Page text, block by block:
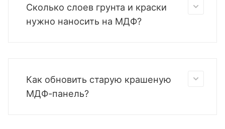
Сколько слоев грунта и краски
нужно наносить на МДФ?
Как обновить старую крашеную
МДФ-панель?